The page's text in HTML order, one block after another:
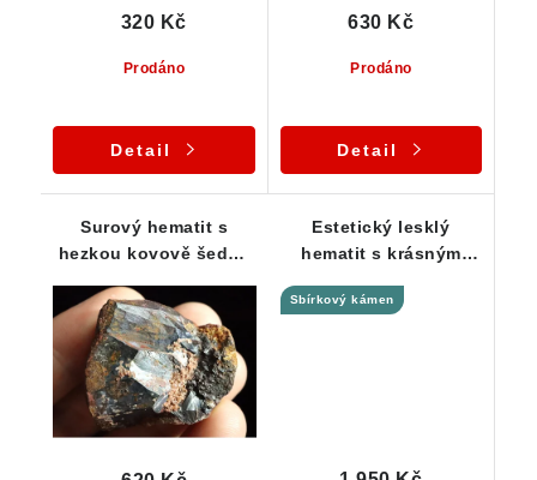
Prodáno
320 Kč
Detail
Prodáno
630 Kč
Detail
Surový hematit s
hezkou kovově šedou
Estetický lesklý
hematit s krásným
126 g
Sbírkový kámen